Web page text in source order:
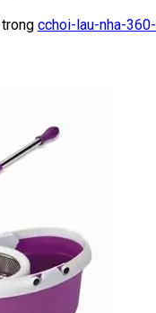
trong cchoi-lau-nha-360-